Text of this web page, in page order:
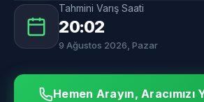
Tahmini Varış Saati
20:02
9 Ağustos 2026, Pazar
Hemen Arayın, Aracımızı